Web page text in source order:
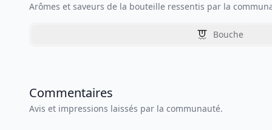
Arômes et saveurs de la bouteille ressentis par la
Bouche
Commentaires
Avis et impressions laissés par la communauté.